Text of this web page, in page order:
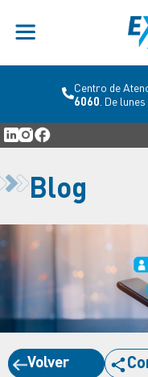
Centro de
6060 . De
Blog
Volver